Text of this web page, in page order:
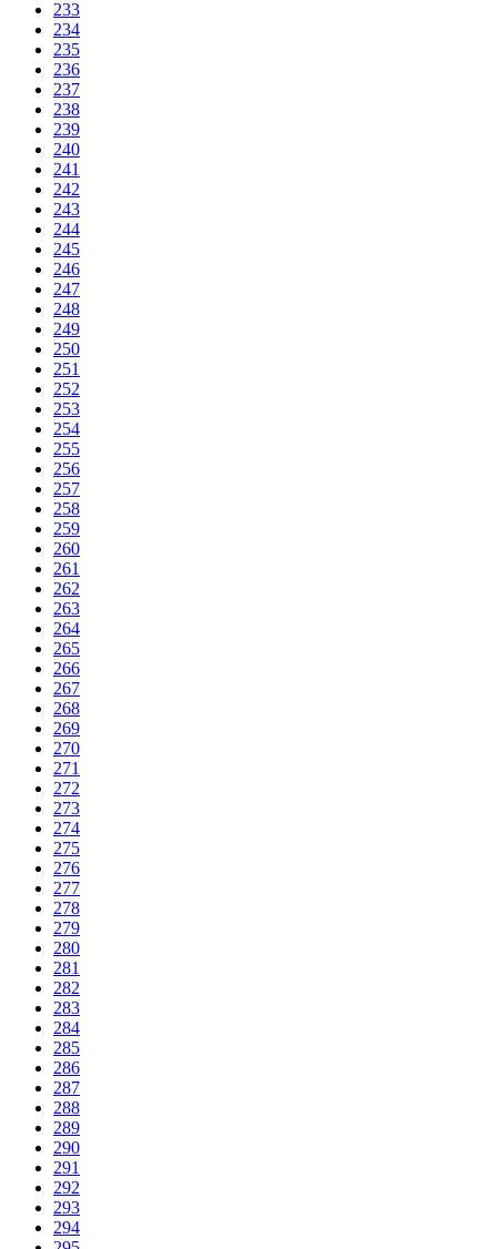
233
234
235
236
237
238
239
240
241
242
243
244
245
246
247
248
249
250
251
252
253
254
255
256
257
258
259
260
261
262
263
264
265
266
267
268
269
270
271
272
273
274
275
276
277
278
279
280
281
282
283
284
285
286
287
288
289
290
291
292
293
294